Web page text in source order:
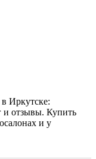
Иркутске:
и отзывы. Купить
и у